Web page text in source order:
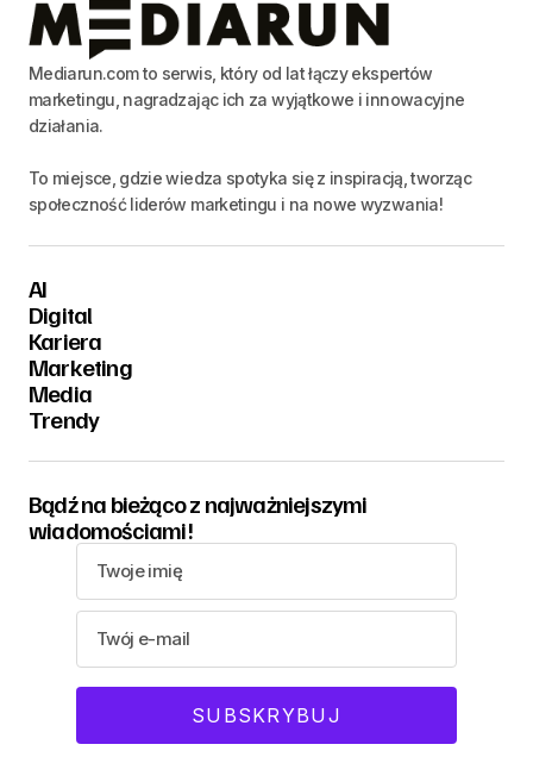
Mediarun.com to serwis, który od lat łączy ekspertów
marketingu, nagradzając ich za wyjątkowe i innowacyjne
działania.
To miejsce, gdzie wiedza spotyka się z inspiracją, tworząc
społeczność liderów marketingu i na nowe wyzwania!
AI
Digital
Kariera
Marketing
Media
Trendy
Bądź na bieżąco z najważniejszymi
wiadomościami!